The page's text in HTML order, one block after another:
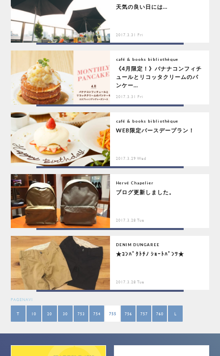
天気の良い日には…
2017.3.31 Fri
café & books bibliothèque
《4月限定！》バナナコンフィチ
ュールとリコッタクリームのパ
ンケー...
2017.3.31 Fri
café & books bibliothèque
WEB限定バースデープラン！
2017.3.29 Wed
Hervé Chapelier
ブログ更新しました。
2017.3.28 Tue
DENIM DUNGAREE
★ｺﾝﾊﾟｸﾄﾁﾉ ｼｮｰﾄﾊﾟﾝﾂ★
2017.3.28 Tue
PAGENAVI
T 10 20 30 753 754 755 756 757 760 L